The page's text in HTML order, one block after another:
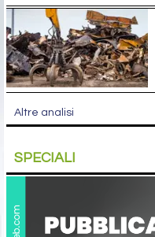
Altre analisi
SPECIALI